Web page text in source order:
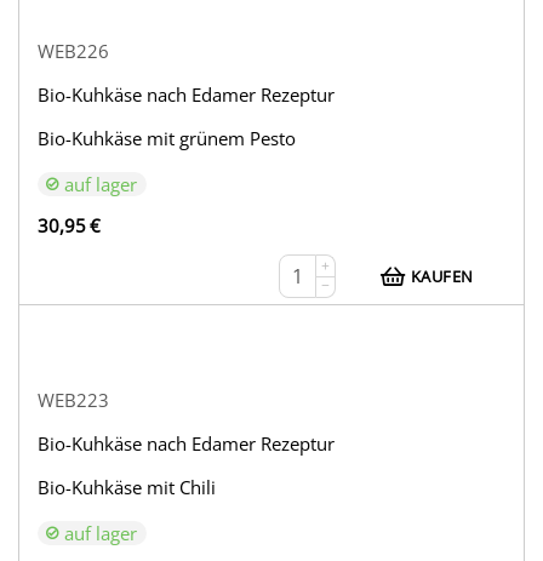
WEB226
Bio-Kuhkäse nach Edamer Rezeptur
Bio-Kuhkäse mit grünem Pesto
auf lager
30,95€
+
−
KAUFEN
WEB223
Bio-Kuhkäse nach Edamer Rezeptur
Bio-Kuhkäse mit Chili
auf lager